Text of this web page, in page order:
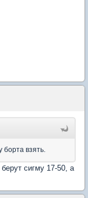
борта взять.
сигму 17-50, а